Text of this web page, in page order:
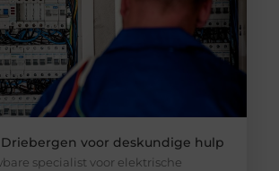
voor deskundige hulp
specialist voor elektrische